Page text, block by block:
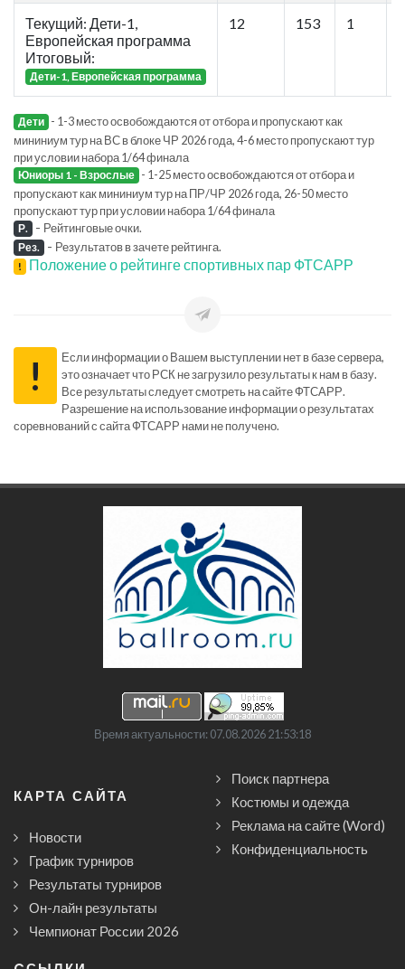
Текущий: Дети-1,
Европейская программа
Итоговый:
Дети-1, Европейская программа
12 153 1
Дети - 1-3 место освобождаются от отбора и пропускают как
мининиум тур на ВС в блоке ЧР 2026 года, 4-6 место пропускают тур
при условии набора 1/64 финала
Юниоры 1 - Взрослые - 1-25 место освобождаются от отбора и
пропускают как мининиум тур на ПР/ЧР 2026 года, 26-50 место
пропускают тур при условии набора 1/64 финала
Р. - Рейтинговые очки.
Рез. - Результатов в зачете рейтинга.
! Положение о рейтинге спортивных пар ФТСАРР
!
Если информации о Вашем выступлении нет в базе сервера,
это означает что РСК не загрузило результаты к нам в базу.
Все результаты следует смотреть на сайте ФТСАРР.
Разрешение на использование информации о результатах
соревнований с сайта ФТСАРР нами не получено.
Время актуальности: 07.08.2026 21:53:18
КАРТА САЙТА
Новости
График турниров
Результаты турниров
Он-лайн результаты
Чемпионат России 2026
Поиск партнера
Костюмы и одежда
Реклама на сайте (Word)
Конфиденциальность